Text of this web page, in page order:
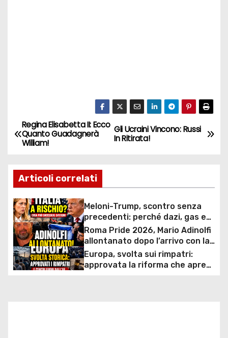
N
v
i
g
a
z
Gli Ucraini Vincono: Russi
In Ritirata!
Regina Elisabetta II: Ecco
Quanto Guadagnerà
William!
Articoli correlati
Meloni-Trump, scontro senza
precedenti: perché dazi, gas e
rapporti diplomatici possono
costare caro all’Italia
Roma Pride 2026, Mario Adinolfi
allontanato dopo l’arrivo con la
bandiera di Israele: scontro
politico e polemiche sui diritti
Europa, svolta sui rimpatri:
approvata la riforma che apre